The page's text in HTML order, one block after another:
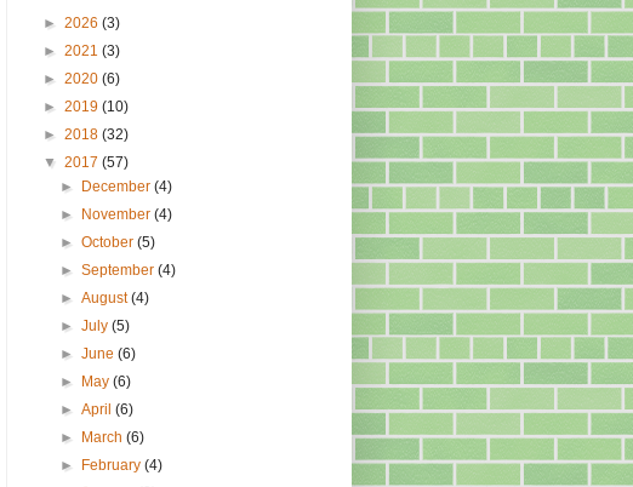
► 2026 (3)
► 2021 (3)
► 2020 (6)
► 2019 (10)
► 2018 (32)
▼ 2017 (57)
►
December(4)
►
November(4)
►October(5)
►September(4)
►August(4)
►July(5)
►June(6)
►
May(6)
►April(6)
►
March(6)
►
February(4)